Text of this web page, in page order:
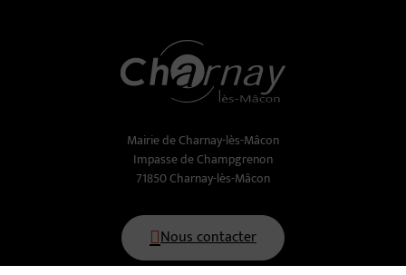
Mairie de Charnay-lès-Mâcon
Impasse de Champgrenon
71850 Charnay-lès-Mâcon
Nous contacter